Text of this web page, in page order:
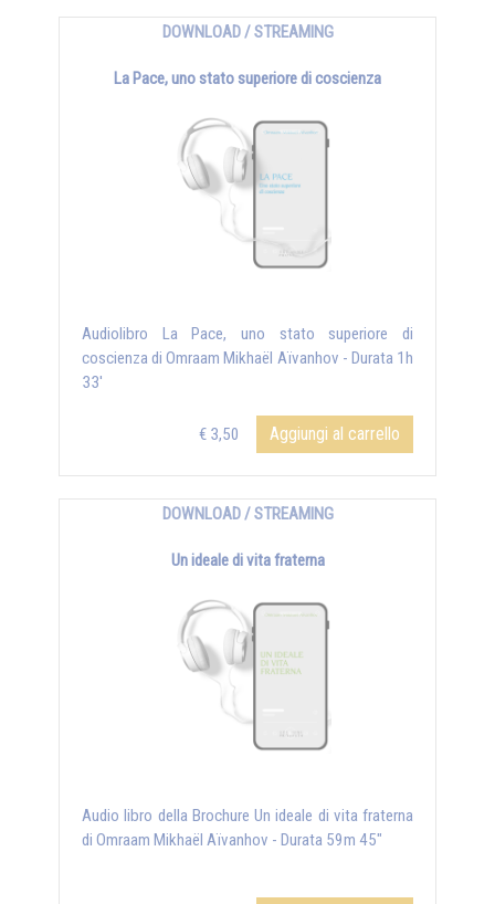
DOWNLOAD / STREAMING
La Pace, uno stato superiore di coscienza
Audiolibro La Pace, uno stato superiore di
coscienza di Omraam Mikhaël Aïvanhov - Durata 1h
33'
€ 3,50 Aggiungi al carrello
DOWNLOAD / STREAMING
Un ideale di vita fraterna
Audio libro della Brochure Un ideale di vita fraterna
di Omraam Mikhaël Aïvanhov - Durata 59m 45"